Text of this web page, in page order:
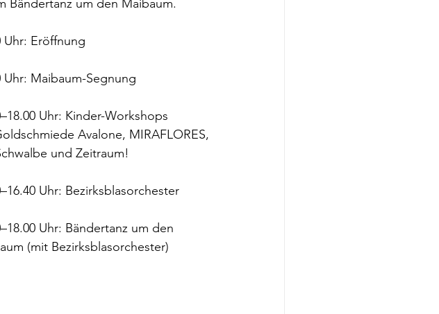
Bändertanz um den Maibaum.
Uhr: Eröffnung
Uhr: Maibaum-Segnung
Uhr: Kinder-Workshops
Avalone, MIRAFLORES,
und Zeitraum!
Uhr: Bezirksblasorchester
Uhr: Bändertanz um den
(mit Bezirksblasorchester)